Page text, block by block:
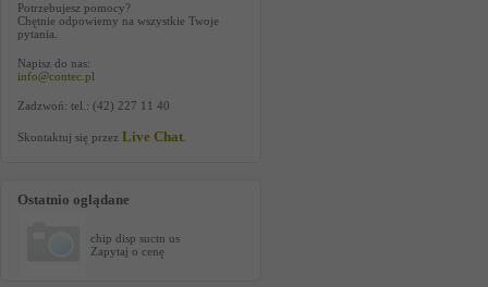
Potrzebujesz pomocy?
Chętnie odpowiemy na wszystkie Twoje
pytania.
Napisz do nas:
info@contec.pl
Zadzwoń: tel.: (42) 227 11 40
Skontaktuj się przez Live Chat
Ostatnio oglądane
chip disp suctn us
Zapytaj o cenę